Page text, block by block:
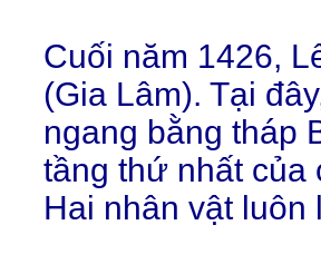
Cuối năm 1426,
(Gia Lâm). Tại
ngang bằng tháp
tầng thứ nhất của
Hai nhân vật